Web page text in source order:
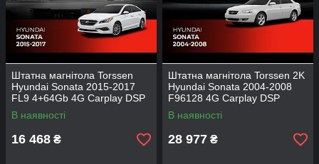
Штатна магнітола Torssen
Hyundai Sonata 2015-2017
FL9 4+64Gb 4G Carplay DSP
В наявності
16 468 ₴
Штатна магнітола Torssen 2K
Hyundai Sonata 2004-2008
F96128 4G Carplay DSP
В наявності
28 977 ₴